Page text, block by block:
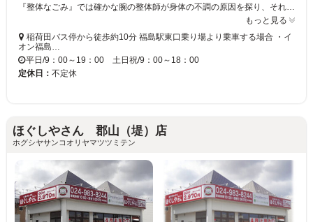
『整体なごみ』では確かな腕の整体師が身体の不調の原因を探り、それぞれに即したケアで あなたの身体のメンテナンスを致します！腰痛や肩こりから冷えや産後のケアまで幅広い不調に対応。何でもご相談下さい！完全予約制で周りの目を気にせず心もリラックスできます♪
もっと見る
稲荷田バス停から徒歩約10分 福島駅東口乗り場より乗車する場合 ・イ
オン福島…
平日/9：00～19：00 土日祝/9：00～18：00
定休日： 不定休
ほぐしやさん 郡山（堤）店
ホグシヤサンコオリヤマツツミテン